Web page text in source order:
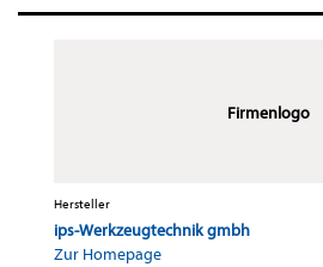
Firmenlogo
Hersteller
ips-Werkzeugtechnik gmbh
Zur Homepage